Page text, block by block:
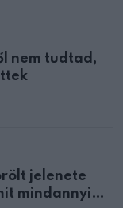
nem tudtad,
jelenete
mindannyian